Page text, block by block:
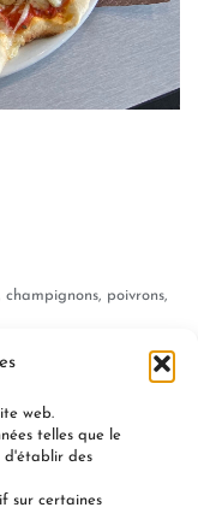
web.
telles que le
d'établir des
sur certaines
poivrons,